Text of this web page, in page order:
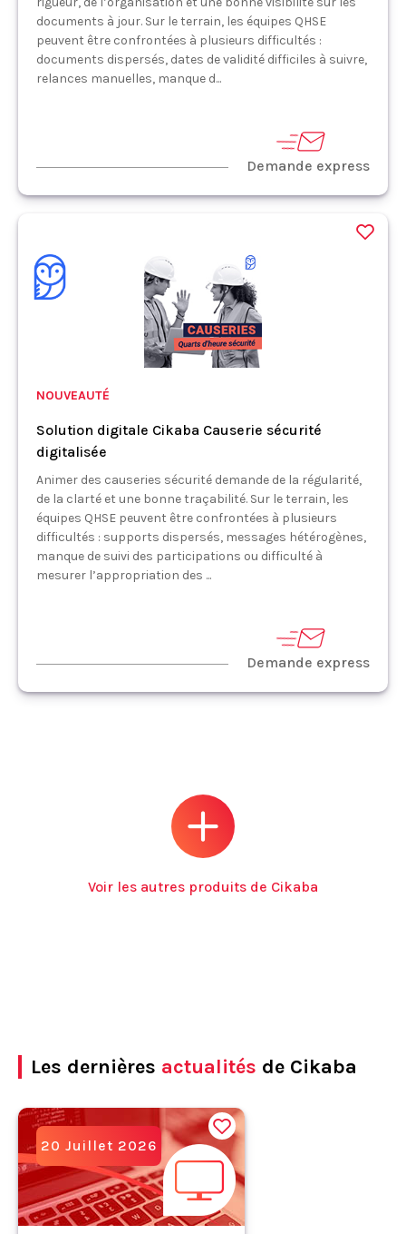
documents à jour. Sur le terrain, les équipes QHSE
peuvent être confrontées à plusieurs difficultés :
documents dispersés, dates de validité difficiles à suivre,
relances manuelles, manque d...
Demande express
NOUVEAUTÉ
Solution digitale Cikaba Causerie sécurité
digitalisée
Animer des causeries sécurité demande de la régularité,
de la clarté et une bonne traçabilité. Sur le terrain, les
équipes QHSE peuvent être confrontées à plusieurs
difficultés : supports dispersés, messages hétérogènes,
manque de suivi des participations ou difficulté à
mesurer l’appropriation des ...
Demande express
Voir les autres produits de Cikaba
Les dernières actualités de Cikaba
20 Juillet 2026